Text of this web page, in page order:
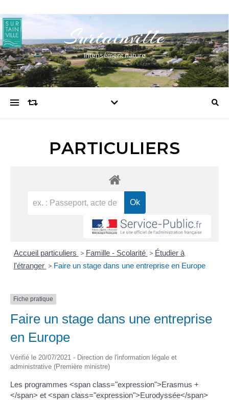
Surtainville
Intensément nature
PARTICULIERS
Accueil particuliers > Famille - Scolarité > Étudier à
l'étranger > Faire un stage dans une entreprise en Europe
Fiche pratique
Faire un stage dans une entreprise
en Europe
Vérifié le 20/07/2021 - Direction de l'information légale et
administrative (Première ministre)
Les programmes <span class="expression">Erasmus +
</span> et <span class="expression">Eurodyssée</span>